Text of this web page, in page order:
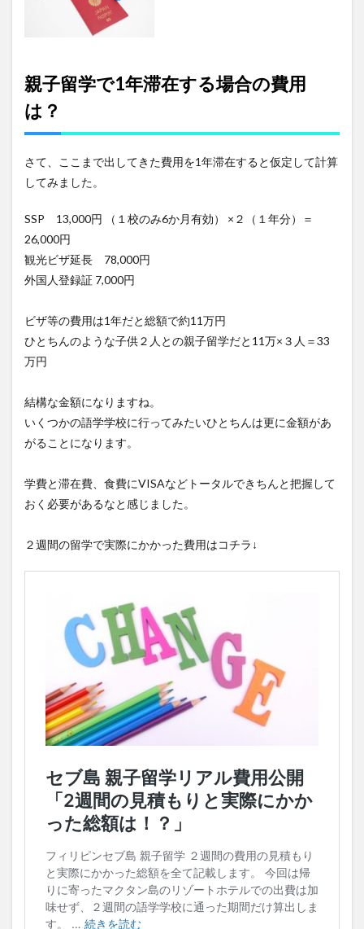
親子留学で1年滞在する場合の費用
は？
さて、ここまで出してきた費用を1年滞在すると仮定して計算
してみました。
SSP 13,000円 （１校のみ6か月有効） ×２（１年分）＝
26,000円
観光ビザ延長 78,000円
外国人登録証 7,000円
ビザ等の費用は1年だと総額で約11万円
ひとちんのような子供２人との親子留学だと11万×３人＝33
万円
結構な金額になりますね。
いくつかの語学学校に行ってみたいひとちんは更に金額があ
がることになります。
学費と滞在費、食費にVISAなどトータルできちんと把握して
おく必要があるなと感じました。
２週間の留学で実際にかかった費用はコチラ↓